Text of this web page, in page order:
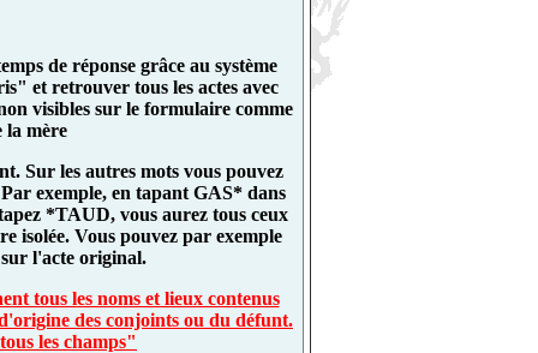
de réponse grâce au système
et retrouver tous les actes avec
visibles sur le formulaire comme
la mère
Sur les autres mots vous pouvez
exemple, en tapant GAS* dans
*TAUD, vous aurez tous ceux
isolée. Vous pouvez par exemple
l'acte original.
tous les noms et lieux contenus
des conjoints ou du défunt.
les champs"